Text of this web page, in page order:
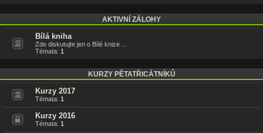
AKTIVNÍ ZÁLOHY
Bílá kniha
Zde diskutujte jen o Bílé knize ...
Témata: 1
KURZY PĚTATŘICÁTNÍKŮ
Kurzy 2017
Témata: 1
Kurzy 2016
Témata: 1